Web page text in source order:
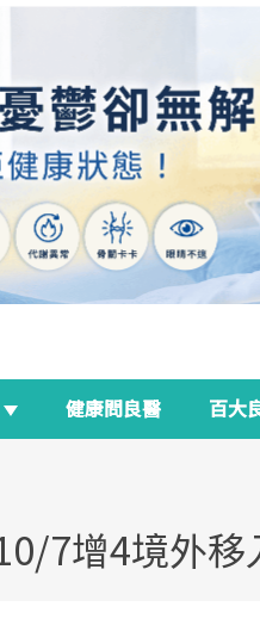
健康問良醫 百大
7增4境外移